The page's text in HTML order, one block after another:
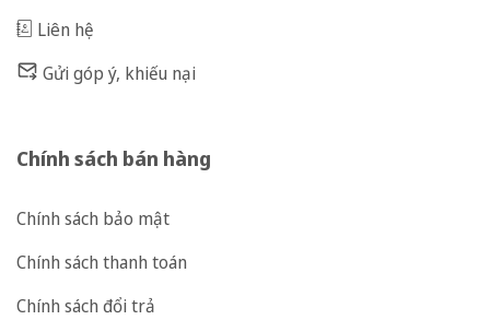
Liên hệ
Gửi góp ý, khiếu nại
Chính sách bán hàng
Chính sách bảo mật
Chính sách thanh toán
Chính sách đổi trả